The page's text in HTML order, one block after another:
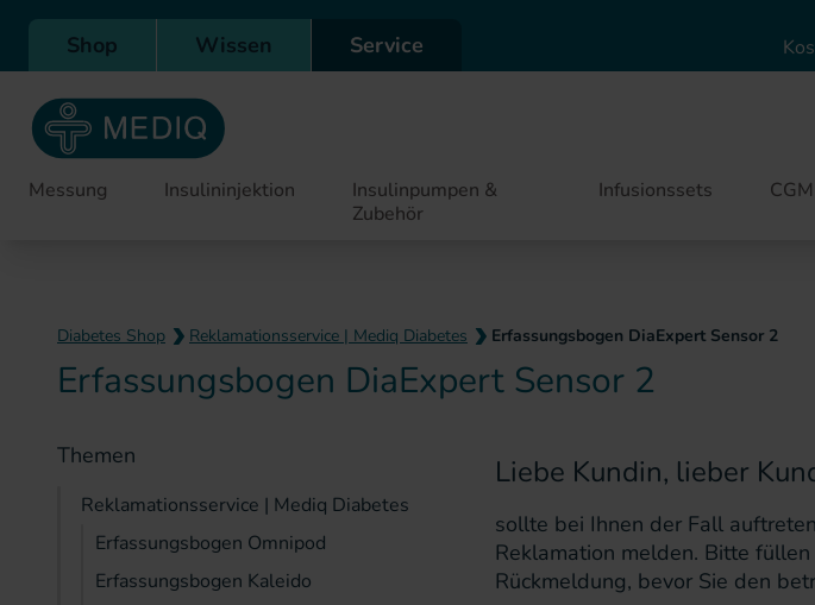
Direkt zur Hauptnavigation
Shop Wissen Service
Messung Insulininjektion
Insulinpumpen &
Zubehör
Infusionssets CGM
Diabetes Shop Reklamationsservice | Mediq Diabetes Erfassungsbogen DiaExpert Sensor 2
Erfassungsbogen DiaExpert Sensor 2
Liebe Kundin, lieber
sollte bei Ihnen der Fall
Reklamation melden. Bitte
Rückmeldung, bevor Sie den
Themen
Reklamationsservice | Mediq Diabetes
Erfassungsbogen Omnipod
Erfassungsbogen Kaleido